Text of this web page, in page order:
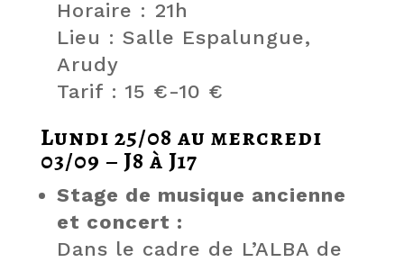
Horaire : 21h
Lieu : Salle Espalungue,
Arudy
Tarif : 15 €-10 €
Lundi 25/08 au mercredi
03/09 – J8 à J17
Stage de musique ancienne
et concert :
Dans le cadre de L’ALBA de